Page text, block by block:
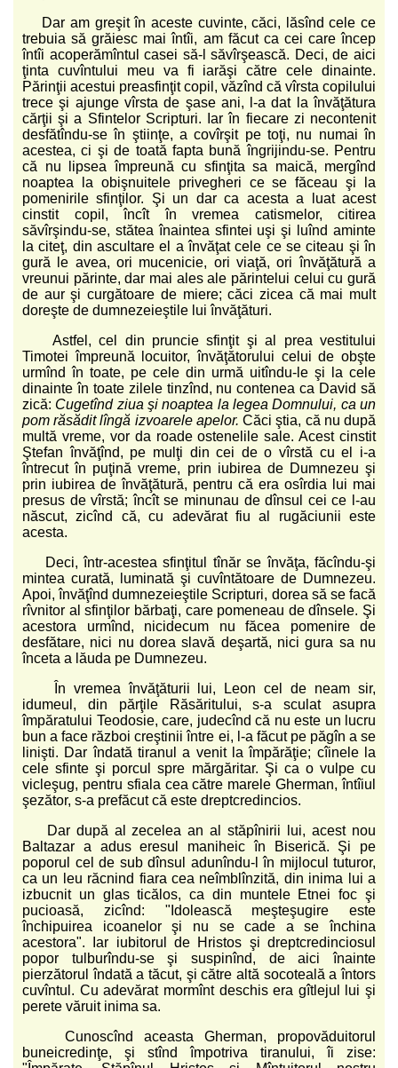
Dar am greşit în aceste cuvinte, căci, lăsînd cele ce
trebuia să grăiesc mai întîi, am făcut ca cei care încep
întîi acoperămîntul casei să-l săvîrşească. Deci, de aici
ţinta cuvîntului meu va fi iarăşi către cele dinainte.
Părinţii acestui preasfinţit copil, văzînd că vîrsta copilului
trece şi ajunge vîrsta de şase ani, l-a dat la învăţătura
cărţii şi a Sfintelor Scripturi. Iar în fiecare zi necontenit
desfătîndu-se în ştiinţe, a covîrşit pe toţi, nu numai în
acestea, ci şi de toată fapta bună îngrijindu-se. Pentru
că nu lipsea împreună cu sfinţita sa maică, mergînd
noaptea la obişnuitele privegheri ce se făceau şi la
pomenirile sfinţilor. Şi un dar ca acesta a luat acest
cinstit copil, încît în vremea catismelor, citirea
săvîrşindu-se, stătea înaintea sfintei uşi şi luînd aminte
la citeţ, din ascultare el a învăţat cele ce se citeau şi în
gură le avea, ori mucenicie, ori viaţă, ori învăţătură a
vreunui părinte, dar mai ales ale părintelui celui cu gură
de aur şi curgătoare de miere; căci zicea că mai mult
doreşte de dumnezeieştile lui învăţături.
Astfel, cel din pruncie sfinţit şi al prea vestitului
Timotei împreună locuitor, învăţătorului celui de obşte
urmînd în toate, pe cele din urmă uitîndu-le şi la cele
dinainte în toate zilele tinzînd, nu contenea ca David să
zică: Cugetînd ziua şi noaptea la legea Domnului, ca un
pom răsădit lîngă izvoarele apelor. Căci ştia, că nu după
multă vreme, vor da roade ostenelile sale. Acest cinstit
Ştefan învăţînd, pe mulţi din cei de o vîrstă cu el i-a
întrecut în puţină vreme, prin iubirea de Dumnezeu şi
prin iubirea de învăţătură, pentru că era osîrdia lui mai
presus de vîrstă; încît se minunau de dînsul cei ce l-au
născut, zicînd că, cu adevărat fiu al rugăciunii este
acesta.
Deci, într-acestea sfinţitul tînăr se învăţa, făcîndu-şi
mintea curată, luminată şi cuvîntătoare de Dumnezeu.
Apoi, învăţînd dumnezeieştile Scripturi, dorea să se facă
rîvnitor al sfinţilor bărbaţi, care pomeneau de dînsele. Şi
acestora urmînd, nicidecum nu făcea pomenire de
desfătare, nici nu dorea slavă deşartă, nici gura sa nu
înceta a lăuda pe Dumnezeu.
În vremea învăţăturii lui, Leon cel de neam sir,
idumeul, din părţile Răsăritului, s-a sculat asupra
împăratului Teodosie, care, judecînd că nu este un lucru
bun a face război creştinii între ei, l-a făcut pe păgîn a se
linişti. Dar îndată tiranul a venit la împărăţie; cîinele la
cele sfinte şi porcul spre mărgăritar. Şi ca o vulpe cu
vicleşug, pentru sfiala cea către marele Gherman, întîiul
şezător, s-a prefăcut că este dreptcredincios.
Dar după al zecelea an al stăpînirii lui, acest nou
Baltazar a adus eresul maniheic în Biserică. Şi pe
poporul cel de sub dînsul adunîndu-l în mijlocul tuturor,
ca un leu răcnind fiara cea neîmblînzită, din inima lui a
izbucnit un glas ticălos, ca din muntele Etnei foc şi
pucioasă, zicînd: "Idolească meşteşugire este
închipuirea icoanelor şi nu se cade a se închina
acestora". Iar iubitorul de Hristos şi dreptcredinciosul
popor tulburîndu-se şi suspinînd, de aici înainte
pierzătorul îndată a tăcut, şi către altă socoteală a întors
cuvîntul. Cu adevărat mormînt deschis era gîtlejul lui şi
perete văruit inima sa.
Cunoscînd aceasta Gherman, propovăduitorul
buneicredinţe, şi stînd împotriva tiranului, îi zise: